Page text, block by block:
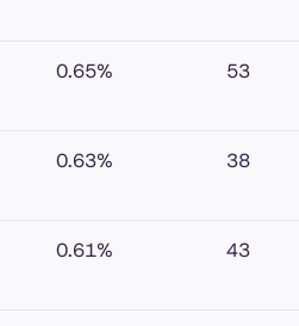
0.65% 53
0.63% 38
0.61% 43